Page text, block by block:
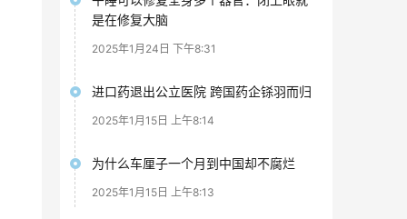
是在修复大脑
2025年1月24日 下午8:31
进口药退出公立医院 跨国药企铩羽而归
2025年1月15日 上午8:14
为什么车厘子一个月到中国却不腐烂
2025年1月15日 上午8:13